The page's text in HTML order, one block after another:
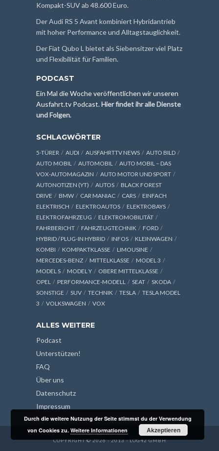
Kompakt-SUV ab 48.600 Euro.
Der Audi RS 5 Avant kombiniert Hybridantrieb
mit hoher Performance und Alltagstauglichkeit.
Der Fiat Qubo L bietet als Siebensitzer viel Platz
und Flexibilität für Familien.
PODCAST
Ein Mal die Woche veröffentlichen wir unseren
Ausfahrt.tv Podcast.Hier findet ihr alle Dienste
und Folgen.
SCHLAGWÖRTER
5-TÜRER AUDI AUSFAHRTTV NEWS
AUTO BILD
AUTO MOBIL
AUTOMOBIL
AUTO MOBIL – DAS
VOX-AUTOMAGAZIN
AUTO MOTOR UND SPORT
AUTONOTIZEN (YT)
AUTOS
BLACK FOREST
DRIVE
BMW CAR MANIAC CARS
EINFACH
ELEKTRISCH
ELEKTROAUTOS
ELEKTROBAYS
ELEKTROFAHRZEUG
ELEKTROMOBILITÄT
FAHRBERICHT
FAHRZEUGTECHNIK
FORD
HYBRID / PLUG-IN HYBRID
INFOS
KLEINWAGEN
KOMBI
KOMPAKTKLASSE
LIMOUSINE
MERCEDES-BENZ
MITTELKLASSE
MODEL 3
MODEL S
MODEL Y
OBERE MITTELKLASSE
OPEL
PERFORMANCE-MODELL SEAT
SKODA
SONSTIGE
SUV TECHNIK TESLA
TESLA MODEL
3
VOLKSWAGEN VOX
ALLES WEITERE
Podcast
Unterstützen!
FAQ
Über uns
Datenschutz
Impressum
COPYRIGHT © 2026 - 2013 - LOG42 GMBH
Durch die weitere Nutzung der Seite stimmst du der Verwendung
von Cookies zu.Weitere Informationen Akzeptieren